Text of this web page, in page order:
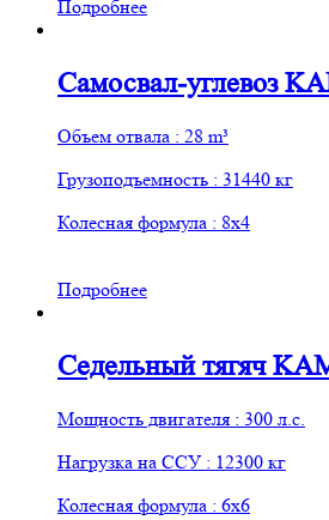
Подробнее
Самосвал-углевоз
Объем отвала : 28 m³
Грузоподъемность : 31440 кг
Колесная формула : 8х4
Подробнее
Седельный тягяч
Мощность двигателя : 300 л.с.
Нагрузка на ССУ : 12300 кг
Колесная формула : 6х6